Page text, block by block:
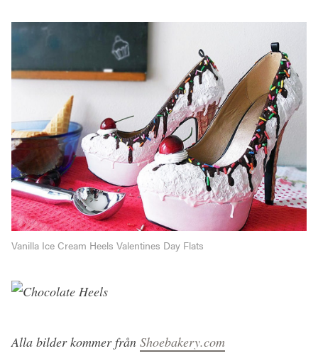
Vanilla Ice Cream Heels Valentines Day Flats
Alla bilder kommer från Shoebakery.com